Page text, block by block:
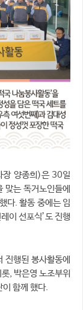
양종희)은 30일
맞는 독거노인들에
다. 활동 중에는 임
이 선포식’도 진행
행된 봉사활동에
, 박은영 노조부위
함께 했다.